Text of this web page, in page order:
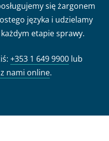
się żargonem
języka i udzielamy
etapie sprawy.
+353 1 649 9900lub
nami online.